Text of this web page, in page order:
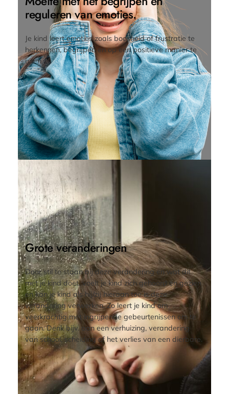
reguleren van emoties.
Je kind leert emoties zoals boosheid of frustratie te
herkennen, begrijpen en op een positieve manier te
uiten.
Grote veranderingen
Door stil te staan bij deze verandering en wat dit
met je kind doet, voelt je kind zich gehoord en gezien
en kan je kind als hij/zij hieraan toe is deze
verandering verwerken. Zo leert je kind om
veerkrachtig met ingrijpende gebeurtenissen om te
gaan. Denk bijv. aan een verhuizing, verandering
van school, scheiding of het verlies van een dierbare.